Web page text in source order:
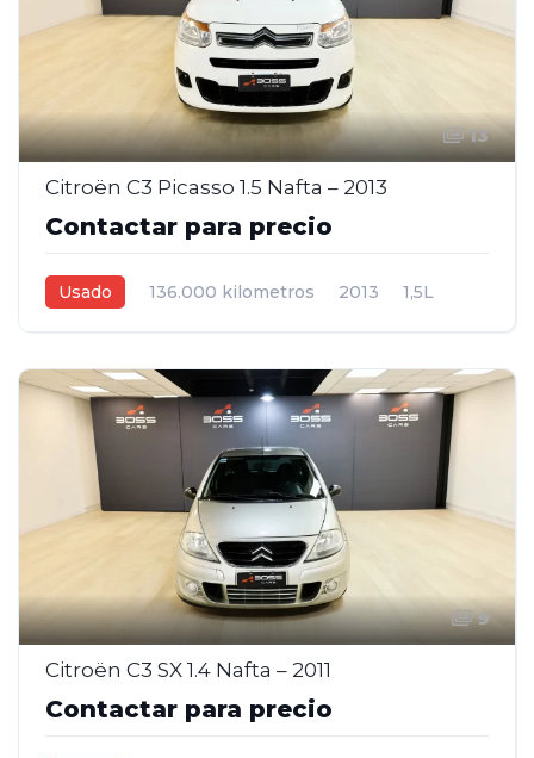
13
Citroën C3 Picasso 1.5 Nafta – 2013
Contactar para precio
Usado 136.000 kilometros 2013
1,5L
9
Citroën C3 SX 1.4 Nafta – 2011
Contactar para precio